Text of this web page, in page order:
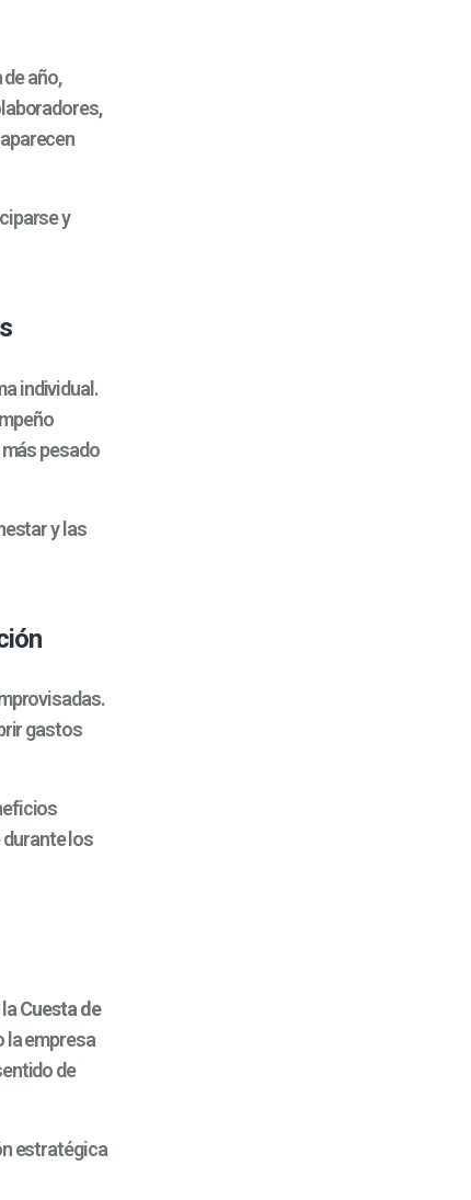
año,
y
individual.
pesado
y las
gastos
durante los
Cuesta de
la empresa
de
estratégica